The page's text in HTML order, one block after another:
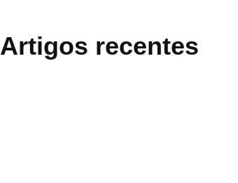
Artigos recentes